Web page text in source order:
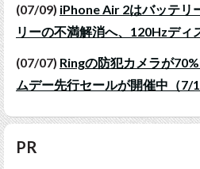
(07/09) iPhone Air 2はバッテリ
リーの不満解消へ、120Hzディ
(07/07) Ringの防犯カメラが
ムデー先行セールが開催中（7/
PR